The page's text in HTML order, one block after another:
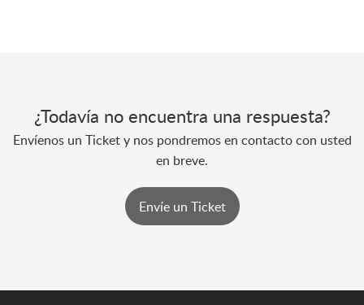
¿Todavía no encuentra una respuesta?
Envíenos un Ticket y nos pondremos en contacto con usted
en breve.
Envíe un Ticket